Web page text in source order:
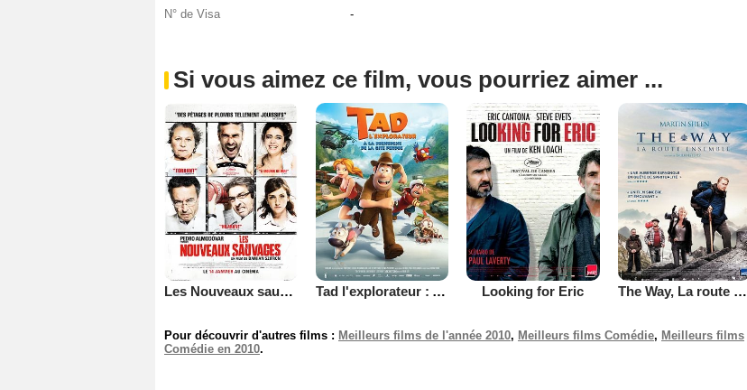
N° de Visa
-
Si vous aimez ce film, vous pourriez aimer ...
Les Nouveaux sauvages Tad l'explorateur : A la recherche de la Cité perdue Looking for Eric The Way, La route ensemble
Pour découvrir d'autres films : Meilleurs films de l'année 2010, Meilleurs films Comédie, Meilleurs films
Comédie en 2010.